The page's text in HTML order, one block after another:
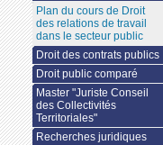
Plan du cours de Droit
des relations de travail
dans le secteur public
Droit des contrats publics
Droit public comparé
Master "Juriste Conseil
des Collectivités
Territoriales"
Recherches juridiques